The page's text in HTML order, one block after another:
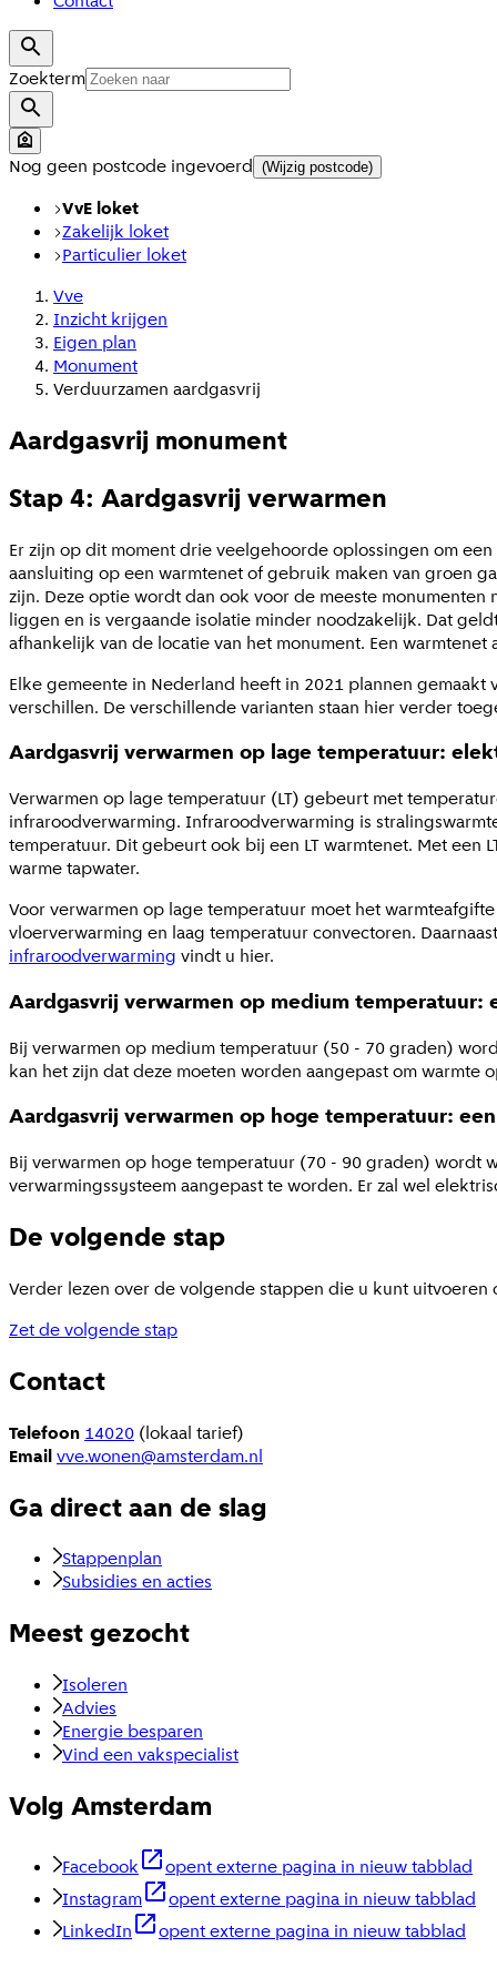
Zoekterm
Nog geen postcode ingevoerd (Wijzig postcode)
VvE loket
Zakelijk loket
Particulier loket
Vve
Inzicht krijgen
Eigen plan
Monument
Verduurzamen aardgasvrij
Aardgasvrij monument
Stap 4: Aardgasvrij verwarmen
Er zijn op dit moment drie veelgehoorde oplossingen om
aansluiting op een warmtenet of gebruik maken van groen
zijn. Deze optie wordt dan ook voor de meeste
liggen en is vergaande isolatie minder noodzakelijk. Dat
afhankelijk van de locatie van het monument. Een
Elke gemeente in Nederland heeft in 2021 plannen
verschillen. De verschillende varianten staan hier verder
Aardgasvrij verwarmen op lage temperatuur:
Verwarmen op lage temperatuur (LT) gebeurt met
infraroodverwarming. Infraroodverwarming is
temperatuur. Dit gebeurt ook bij een LT warmtenet. Met
warme tapwater.
Voor verwarmen op lage temperatuur moet het
vloerverwarming en laag temperatuur convectoren.
infraroodverwarming vindt u hier.
Aardgasvrij verwarmen op medium
Bij verwarmen op medium temperatuur (50 - 70 graden)
kan het zijn dat deze moeten worden aangepast om
Aardgasvrij verwarmen op hoge temperatuur:
Bij verwarmen op hoge temperatuur (70 - 90 graden) wordt
verwarmingssysteem aangepast te worden. Er zal wel
De volgende stap
Verder lezen over de volgende stappen die u kunt uitvoeren
Zet de volgende stap
Contact
Telefoon 14020 (lokaal tarief)
Emailvve.wonen@amsterdam.nl
Ga direct aan de slag
Stappenplan
Subsidies en acties
Meest gezocht
Isoleren
Advies
Energie besparen
Vind een vakspecialist
Volg Amsterdam
Facebook
opent externe pagina in nieuw tabblad
Instagram
opent externe pagina in nieuw tabblad
LinkedIn
opent externe pagina in nieuw tabblad